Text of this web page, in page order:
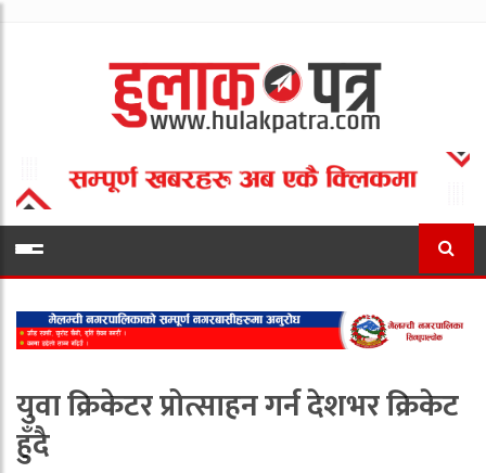
युवा क्रिकेटर प्रोत्साहन गर्न देशभर क्रिकेट
हुँदै